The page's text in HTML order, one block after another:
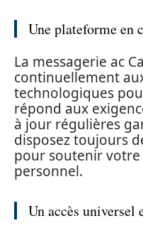
Une plateforme en
La messagerie ac
continuellement
technologiques
répond aux
à jour régulières
disposez toujours
pour soutenir
personnel.
Un accès universel